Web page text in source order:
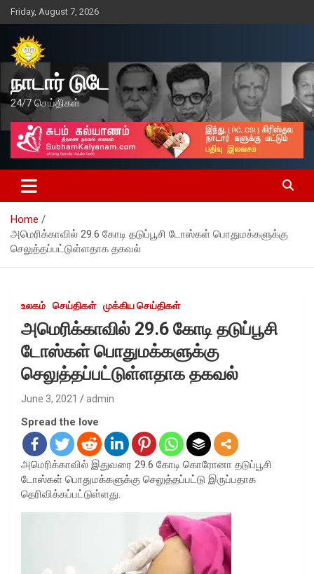
Skip
to
content
Friday, August 7, 2026
நாடார் டுடே
24/7 செய்திகள்
Home
அமெரிக்காவில் 29.6 கோடி தடுப்பூசி டோஸ்கள் பொதுமக்களுக்கு
செலுத்தப்பட்டுள்ளதாக தகவல்
உலகம் செய்திகள் முக்கிய செய்திகள்
அமெரிக்காவில் 29.6 கோடி தடுப்பூசி
டோஸ்கள் பொதுமக்களுக்கு
செலுத்தப்பட்டுள்ளதாக தகவல்
June 3, 2021 admin
Spread the love
அமெரிக்காவில் இதுவரை 29.6 கோடி கொரோனா தடுப்பூசி
டோஸ்கள் பொதுமக்களுக்கு செலுத்தப்பட்டு இருப்பதாக
தெரிவிக்கப்பட்டுள்ளது.